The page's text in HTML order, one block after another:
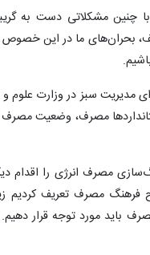
با چنین مشکلاتی دست به
بحران‌های ما در این
مدیریت سبز در وزارت علوم
مصرف، وضعیت مصرف
مصرف انرژی را اقدام
فرهنگ مصرف تعریف کردیم
باید مورد توجه قرار دهیم.